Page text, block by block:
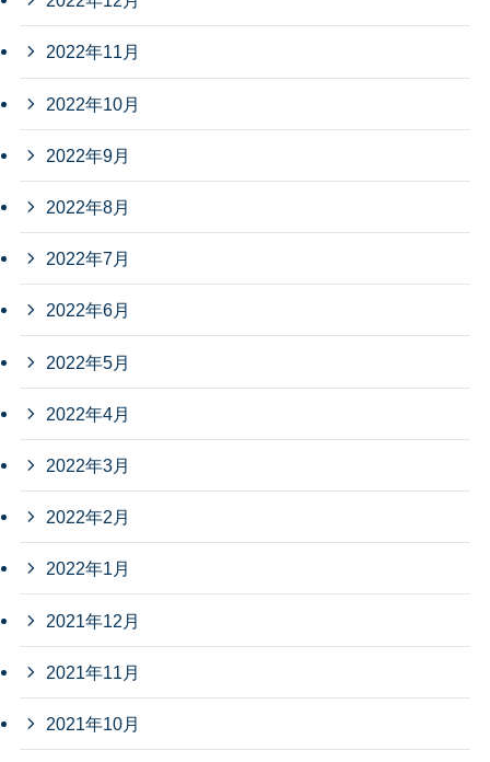
2022年11月
2022年10月
2022年9月
2022年8月
2022年7月
2022年6月
2022年5月
2022年4月
2022年3月
2022年2月
2022年1月
2021年12月
2021年11月
2021年10月